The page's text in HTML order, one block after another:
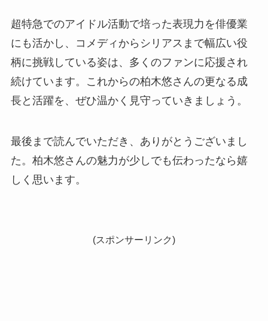
超特急でのアイドル活動で培った表現力を俳優業
にも活かし、コメディからシリアスまで幅広い役
柄に挑戦している姿は、多くのファンに応援され
続けています。これからの柏木悠さんの更なる成
長と活躍を、ぜひ温かく見守っていきましょう。
最後まで読んでいただき、ありがとうございまし
た。柏木悠さんの魅力が少しでも伝わったなら嬉
しく思います。
(スポンサーリンク)